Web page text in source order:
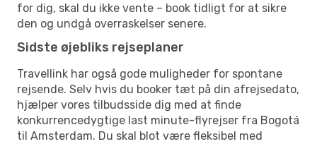
for dig, skal du ikke vente – book tidligt for at sikre
den og undgå overraskelser senere.
Sidste øjebliks rejseplaner
Travellink har også gode muligheder for spontane
rejsende. Selv hvis du booker tæt på din afrejsedato,
hjælper vores tilbudsside dig med at finde
konkurrencedygtige last minute-flyrejser fra Bogotá
til Amsterdam. Du skal blot være fleksibel med